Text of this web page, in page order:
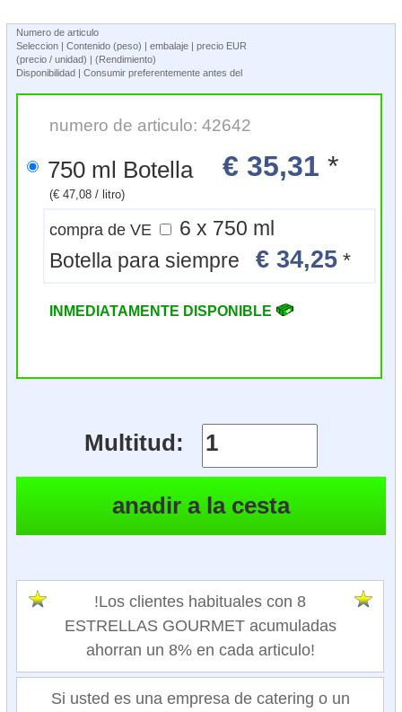
Numero de articulo
Seleccion | Contenido (peso) | embalaje | precio EUR
(precio / unidad) | (Rendimiento)
Disponibilidad | Consumir preferentemente antes del
numero de articulo: 42642
750 ml Botella € 35,31 *
(€ 47,08 / litro)
compra de VE
6 x 750 ml
Botella para siempre€ 34,25 *
INMEDIATAMENTE DISPONIBLE
Multitud:
!Los clientes habituales con 8
ESTRELLAS GOURMET acumuladas
ahorran un 8% en cada articulo!
Si usted es una empresa de catering o un